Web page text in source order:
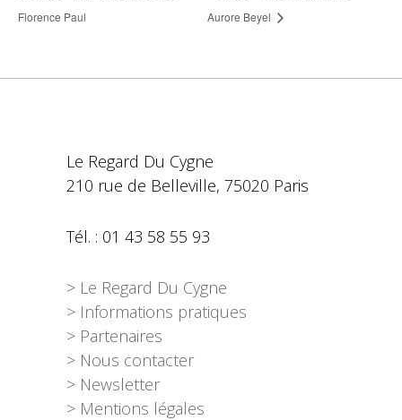
Florence Paul
Aurore Beyel
Le Regard Du Cygne
210 rue de Belleville, 75020 Paris
Tél. : 01 43 58 55 93
> Le Regard Du Cygne
> Informations pratiques
> Partenaires
> Nous contacter
> Newsletter
> Mentions légales